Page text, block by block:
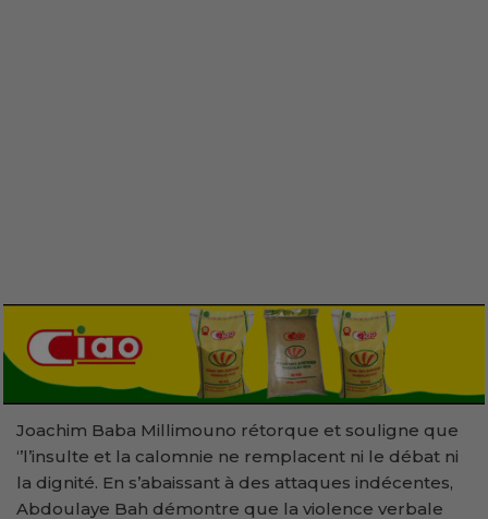
Joachim Baba Millimouno rétorque et souligne que
‘’l’insulte et la calomnie ne remplacent ni le débat ni
la dignité. En s’abaissant à des attaques indécentes,
Abdoulaye Bah démontre que la violence verbale